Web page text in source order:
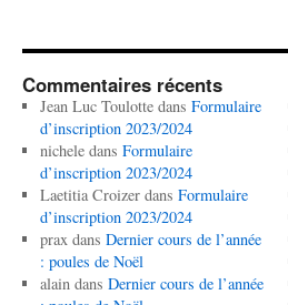
Commentaires récents
Jean Luc Toulottedans Formulaire
d’inscription 2023/2024
nicheledans Formulaire
d’inscription 2023/2024
Laetitia Croizerdans Formulaire
d’inscription 2023/2024
praxdans Dernier cours de l’année
: poules de Noël
alaindans Dernier cours de l’année